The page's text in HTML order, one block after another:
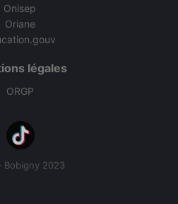
Onisep
Oriane
légales
ORGP
Bobigny 2023